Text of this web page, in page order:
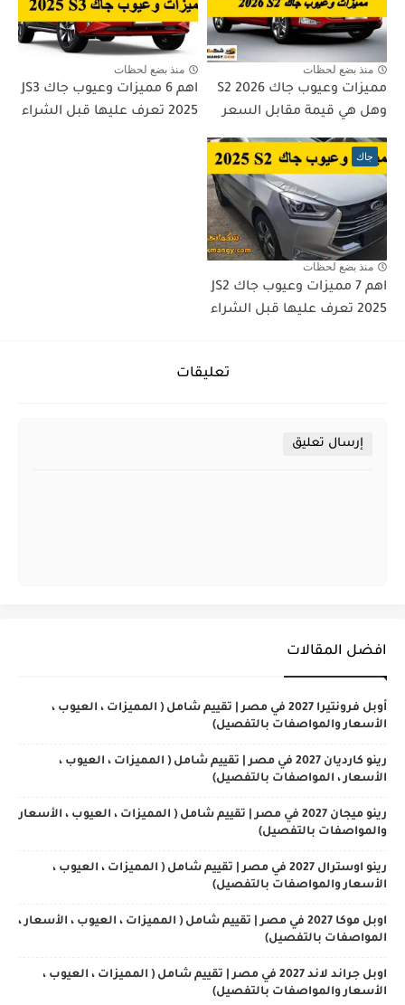
منذ بضع لحظات
مميزات وعيوب جاك S2 2026
وهل هي قيمة مقابل السعر
منذ بضع لحظات
اهم 6 مميزات وعيوب جاك JS3
2025 تعرف عليها قبل الشراء
جاك
منذ بضع لحظات
اهم 7 مميزات وعيوب جاك JS2
2025 تعرف عليها قبل الشراء
تعليقات
إرسال تعليق
افضل المقالات
أوبل فرونتيرا 2027 في مصر | تقييم شامل ( المميزات ، العيوب ،
الأسعار والمواصفات بالتفصيل)
رينو كارديان 2027 في مصر | تقييم شامل ( المميزات ، العيوب ،
الأسعار ، المواصفات بالتفصيل)
رينو ميجان 2027 في مصر | تقييم شامل ( المميزات ، العيوب ، الأسعار
والمواصفات بالتفصيل)
رينو اوسترال 2027 في مصر | تقييم شامل ( المميزات ، العيوب ،
الأسعار والمواصفات بالتفصيل)
اوبل موكا 2027 في مصر | تقييم شامل ( المميزات ، العيوب ، الأسعار ،
المواصفات بالتفصيل)
اوبل جراند لاند 2027 في مصر | تقييم شامل ( المميزات ، العيوب ،
الأسعار والمواصفات بالتفصيل)